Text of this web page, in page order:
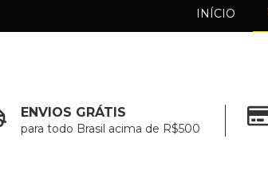
INÍCIO
ENVIOS GRÁTIS
para todo Brasil acima de R$500